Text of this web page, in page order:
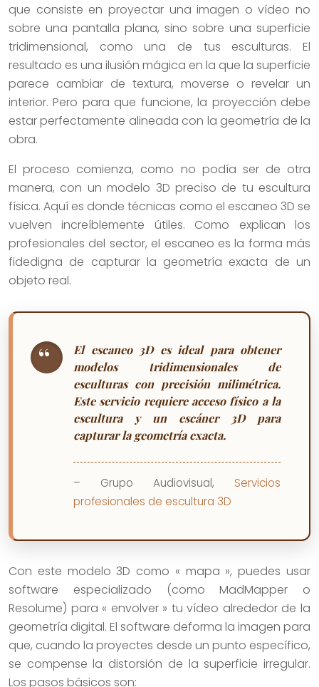
que consiste en proyectar una imagen o vídeo no
sobre una pantalla plana, sino sobre una superficie
tridimensional, como una de tus esculturas. El
resultado es una ilusión mágica en la que la superficie
parece cambiar de textura, moverse o revelar un
interior. Pero para que funcione, la proyección debe
estar perfectamente alineada con la geometría de la
obra.
El proceso comienza, como no podía ser de otra
manera, con un modelo 3D preciso de tu escultura
física. Aquí es donde técnicas como el escaneo 3D se
vuelven increíblemente útiles. Como explican los
profesionales del sector, el escaneo es la forma más
fidedigna de capturar la geometría exacta de un
objeto real.
El escaneo 3D es ideal para obtener
modelos tridimensionales de
esculturas con precisión milimétrica.
Este servicio requiere acceso físico a la
escultura y un escáner 3D para
capturar la geometría exacta.
– Grupo Audiovisual, Servicios
profesionales de escultura 3D
Con este modelo 3D como « mapa », puedes usar
software especializado (como MadMapper o
Resolume) para « envolver » tu vídeo alrededor de la
geometría digital. El software deforma la imagen para
que, cuando la proyectes desde un punto específico,
se compense la distorsión de la superficie irregular.
Los pasos básicos son: